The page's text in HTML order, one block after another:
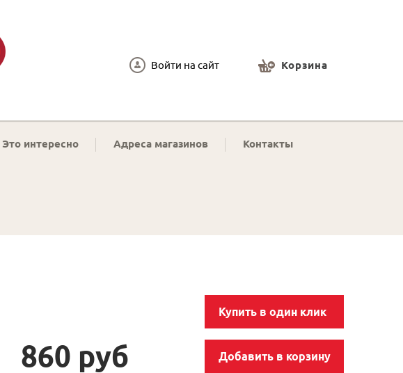
Войти на сайт Корзина
Это интересно Адреса магазинов Контакты
Купить в один клик
860 руб Добавить в корзину